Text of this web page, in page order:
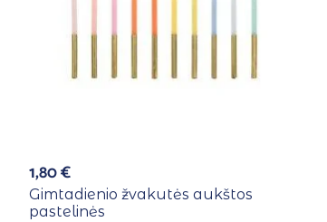
1,80€
Gimtadienio žvakutės aukštos
pastelinės